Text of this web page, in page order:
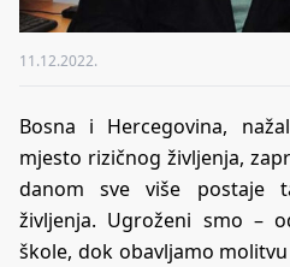
11.12.2022.
Bosna i Hercegovina,
mjesto rizičnog življenja,
danom sve više postaje
življenja. Ugroženi smo –
škole, dok obavljamo